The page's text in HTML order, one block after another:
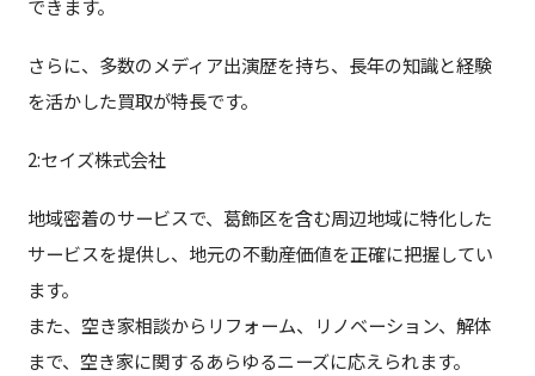
できます。
さらに、多数のメディア出演歴を持ち、長年の知識と経験
を活かした買取が特長です。
2:セイズ株式会社
地域密着のサービスで、葛飾区を含む周辺地域に特化した
サービスを提供し、地元の不動産価値を正確に把握してい
ます。
また、空き家相談からリフォーム、リノベーション、解体
まで、空き家に関するあらゆるニーズに応えられます。